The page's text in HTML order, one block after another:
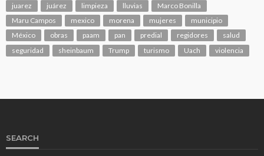
juarez
juárez limpieza lluvias
Marco Bonilla
Maru Campos
mexico morena mujeres
municipio
México
obras paam pan predial regidores
salud
seguridad
sheinbaum Trump turismo Uach violencia
SEARCH